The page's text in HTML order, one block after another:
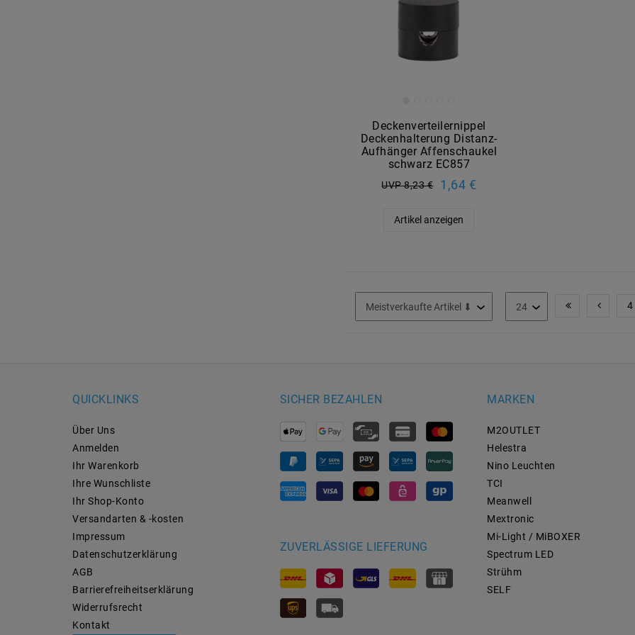
Deckenverteilernippel
Deckenhalterung Distanz-
Aufhänger Affenschaukel
schwarz EC857
UVP 8,23 € 1,64 €
Artikel anzeigen
4
QUICKLINKS
Über Uns
Anmelden
Ihr Warenkorb
Ihre Wunschliste
Ihr Shop-Konto
Versandarten & -kosten
Impressum
Daten­schutz­erklärung
AGB
Barrierefreiheitserklärung
Widerrufs­recht
Kontakt
SICHER BEZAHLEN
ZUVERLÄSSIGE LIEFERUNG
MARKEN
M2OUTLET
Helestra
Nino Leuchten
TCI
Meanwell
Mextronic
Mi-Light / MiBOXER
Spectrum LED
Strühm
SELF